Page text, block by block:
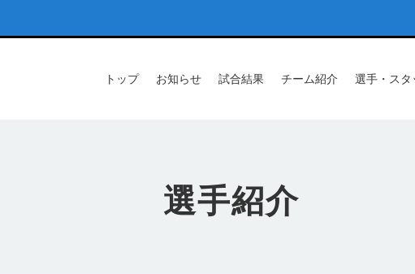
トップ お知らせ 試合結果 チーム紹介 選手・スタ
選手紹介